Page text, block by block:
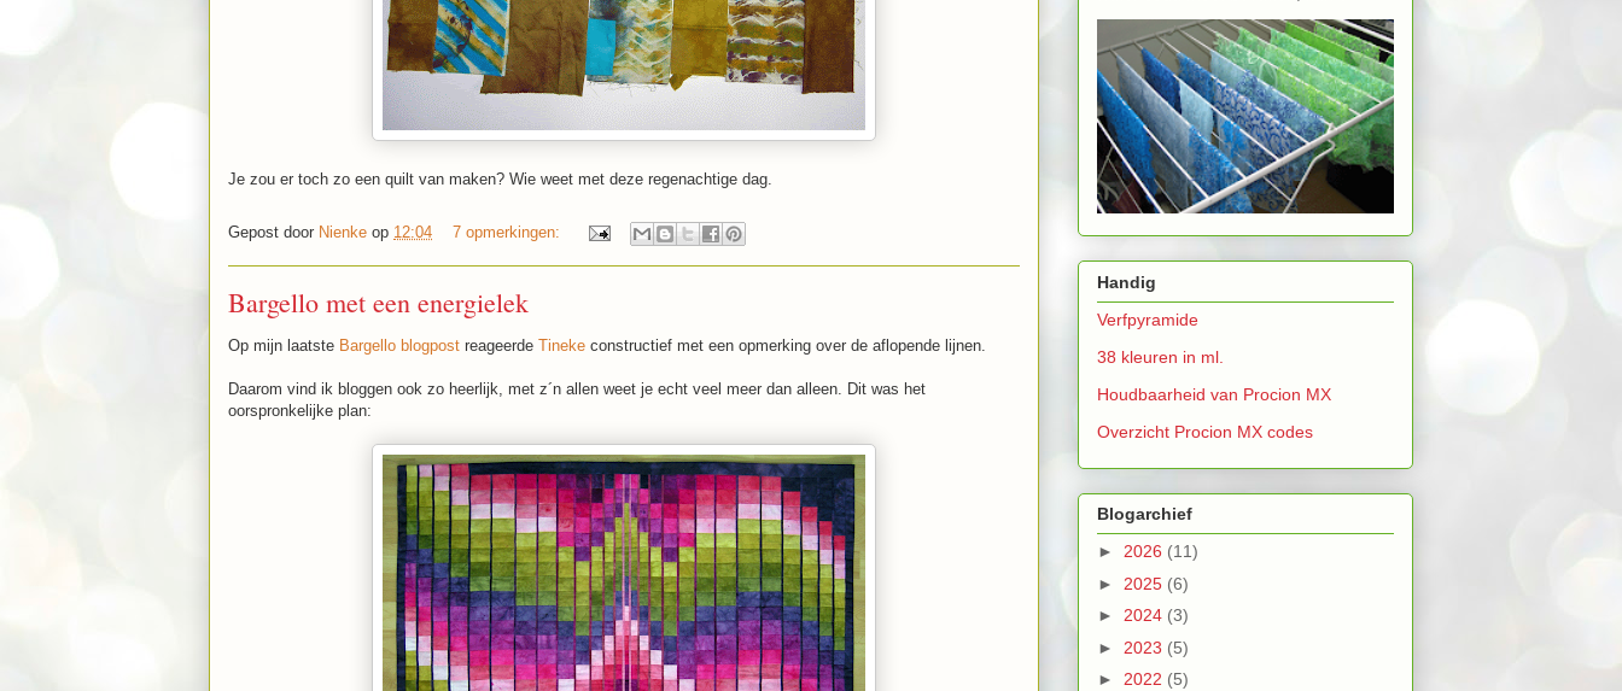
Je zou er toch zo een quilt van maken? Wie weet met deze regenachtige dag.
Gepost door Nienke op 12:04 7 opmerkingen:
Bargello met een energielek
Op mijn laatste Bargello blogpost reageerde Tineke constructief met een opmerking over de aflopende lijnen.
Daarom vind ik bloggen ook zo heerlijk, met z´n allen weet je echt veel meer dan alleen. Dit was het
oorspronkelijke plan:
Handig
Verfpyramide
38 kleuren in ml.
Houdbaarheid van Procion MX
Overzicht Procion MX codes
Blogarchief
► 2026 (11)
► 2025 (6)
► 2024 (3)
► 2023 (5)
► 2022 (5)